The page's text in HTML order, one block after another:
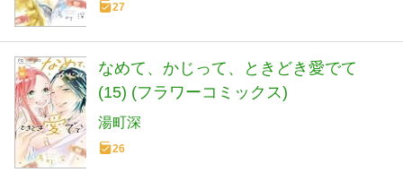
27
なめて、かじって、ときどき愛でて
(15) (フラワーコミックス)
湯町深
26